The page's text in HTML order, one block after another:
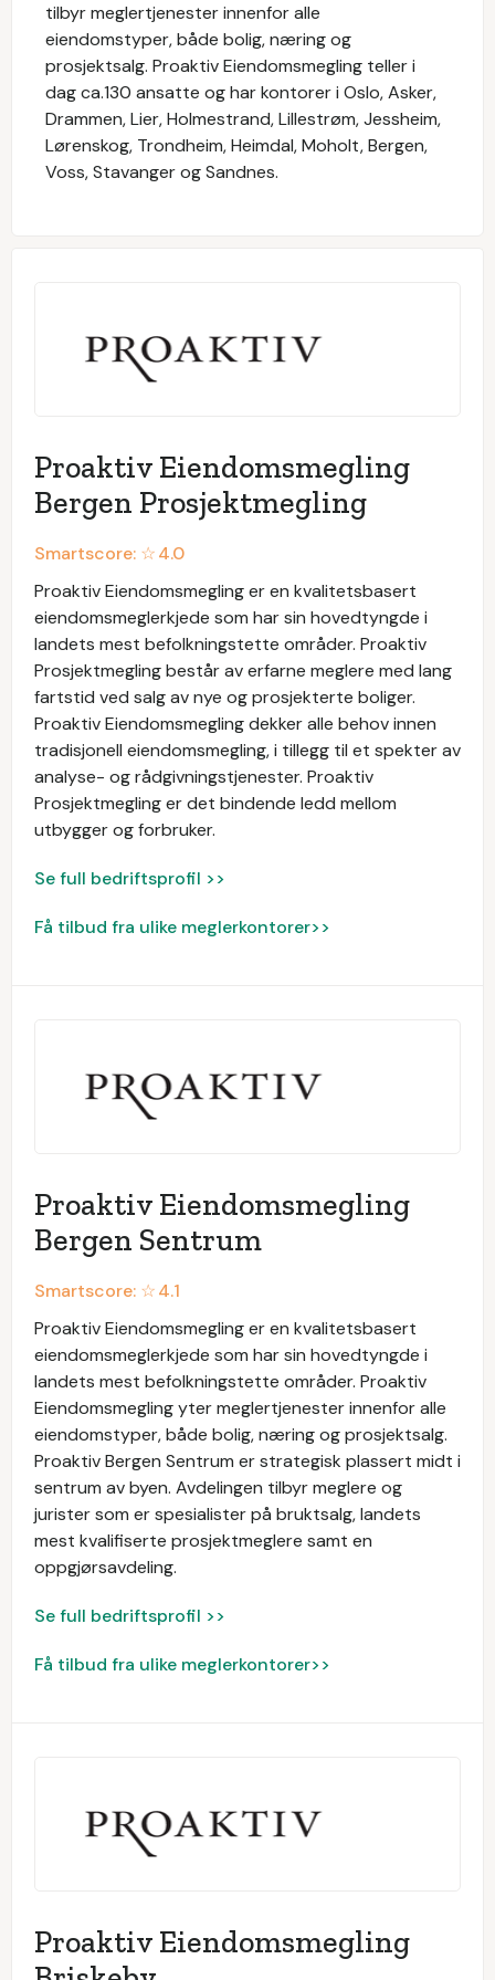
tilbyr meglertjenester innenfor alle
eiendomstyper, både bolig, næring og
prosjektsalg. Proaktiv Eiendomsmegling teller i
dag ca.130 ansatte og har kontorer i Oslo, Asker,
Drammen, Lier, Holmestrand, Lillestrøm, Jessheim,
Lørenskog, Trondheim, Heimdal, Moholt, Bergen,
Voss, Stavanger og Sandnes.
Proaktiv Eiendomsmegling
Bergen Prosjektmegling
Smartscore: ☆4.0
Proaktiv Eiendomsmegling er en kvalitetsbasert
eiendomsmeglerkjede som har sin hovedtyngde i
landets mest befolkningstette områder. Proaktiv
Prosjektmegling består av erfarne meglere med lang
fartstid ved salg av nye og prosjekterte boliger.
Proaktiv Eiendomsmegling dekker alle behov innen
tradisjonell eiendomsmegling, i tillegg til et spekter av
analyse- og rådgivningstjenester. Proaktiv
Prosjektmegling er det bindende ledd mellom
utbygger og forbruker.
Se full bedriftsprofil >>
Få tilbud fra ulike meglerkontorer>>
Proaktiv Eiendomsmegling
Bergen Sentrum
Smartscore: ☆4.1
Proaktiv Eiendomsmegling er en kvalitetsbasert
eiendomsmeglerkjede som har sin hovedtyngde i
landets mest befolkningstette områder. Proaktiv
Eiendomsmegling yter meglertjenester innenfor alle
eiendomstyper, både bolig, næring og prosjektsalg.
Proaktiv Bergen Sentrum er strategisk plassert midt i
sentrum av byen. Avdelingen tilbyr meglere og
jurister som er spesialister på bruktsalg, landets
mest kvalifiserte prosjektmeglere samt en
oppgjørsavdeling.
Se full bedriftsprofil >>
Få tilbud fra ulike meglerkontorer>>
Proaktiv Eiendomsmegling